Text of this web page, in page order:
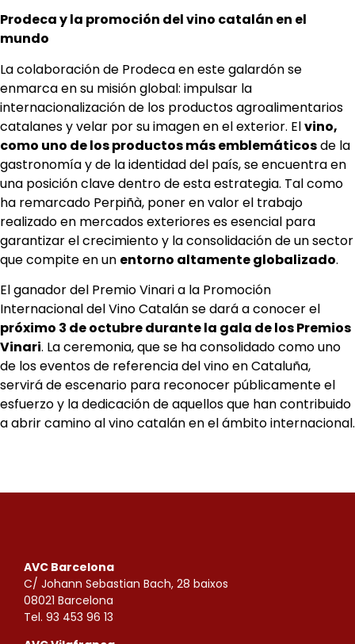
Prodeca y la promoción del vino catalán en el
mundo
La colaboración de Prodeca en este galardón se
enmarca en su misión global: impulsar la
internacionalización de los productos agroalimentarios
catalanes y velar por su imagen en el exterior. Elvino,
como uno de los productos más emblemáticosde la
gastronomía y de la identidad del país, se encuentra en
una posición clave dentro de esta estrategia. Tal como
ha remarcado Perpiñà, poner en valor el trabajo
realizado en mercados exteriores es esencial para
garantizar el crecimiento y la consolidación de un sector
que compite en un entorno altamente globalizado.
El ganador del Premio Vinari a la Promoción
Internacional del Vino Catalán se dará a conocer el
próximo 3 de octubre durante la gala de los Premios
Vinari. La ceremonia, que se ha consolidado como uno
de los eventos de referencia del vino en Cataluña,
servirá de escenario para reconocer públicamente el
esfuerzo y la dedicación de aquellos que han contribuido
a abrir camino al vino catalán en el ámbito internacional.
AVC Barcelona
C/ Johann Sebastian Bach, 28 baixos
08021 Barcelona
Tel. 93 453 96 13